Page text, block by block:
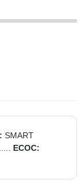
SMART
ECOC: